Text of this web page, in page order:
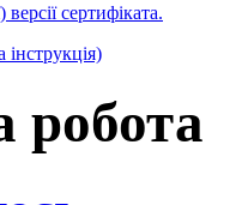
сертифіката.
робота